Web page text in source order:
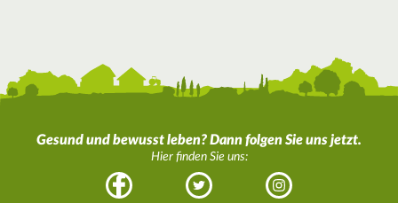
Gesund und bewusst leben? Dann folgen Sie uns jetzt.
Hier finden Sie uns:
Facebook Twitter Instagram